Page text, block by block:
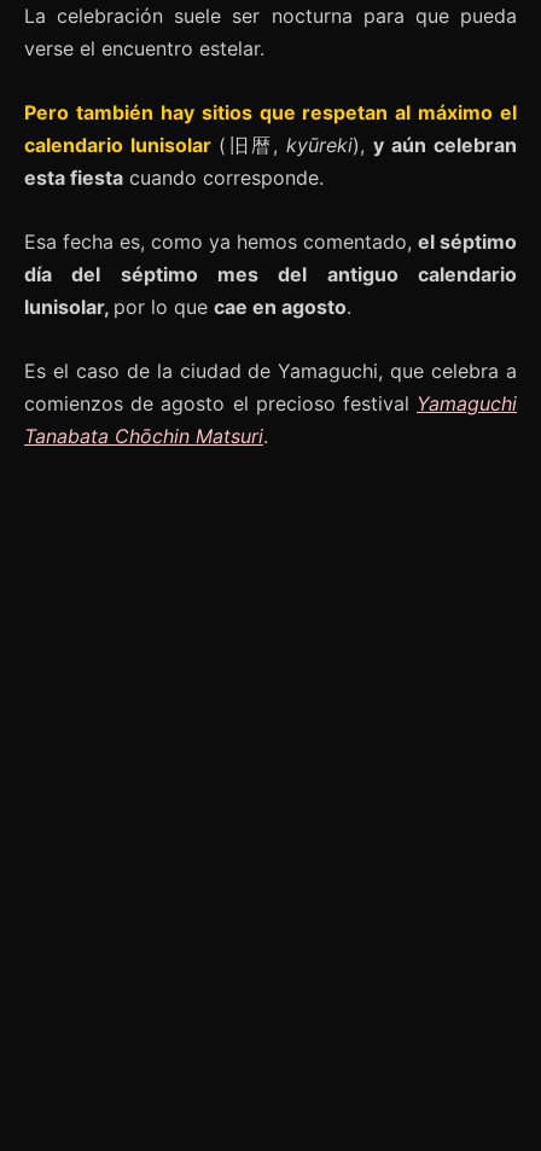
La celebración suele ser nocturna para que pueda
verse el encuentro estelar.
Pero también hay sitios que respetan al máximo el
calendario lunisolar (旧暦,kyūreki), y aún celebran
esta fiesta cuando corresponde.
Esa fecha es, como ya hemos comentado, el séptimo
día del séptimo mes del antiguo calendario
lunisolar, por lo que cae en agosto.
Es el caso de la ciudad de Yamaguchi, que celebra a
comienzos de agosto el precioso festival Yamaguchi
Tanabata Chōchin Matsuri.